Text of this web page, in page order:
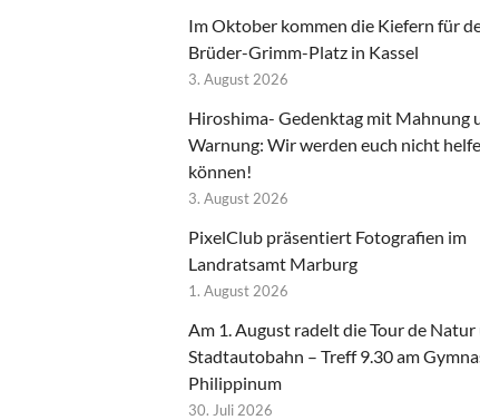
Im Oktober kommen die Kiefern für
Brüder-Grimm-Platz in Kassel
3. August 2026
Hiroshima- Gedenktag mit Mahnung
Warnung: Wir werden euch nicht
können!
3. August 2026
PixelClub präsentiert Fotografien im
Landratsamt Marburg
1. August 2026
Am 1. August radelt die Tour de Natur
Stadtautobahn – Treff 9.30 am
Philippinum
30. Juli 2026